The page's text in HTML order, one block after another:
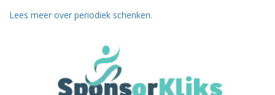
Lees meer over periodiek schenken.